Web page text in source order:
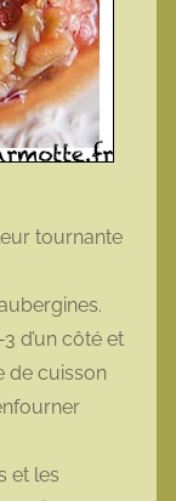
tournante
d’un côté et
de cuisson
et les